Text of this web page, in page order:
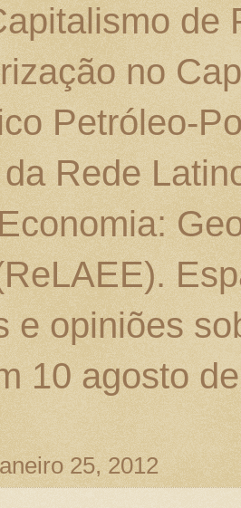
de
no
Petróleo-
Rede
e opiniões
10 agosto
25, 2012